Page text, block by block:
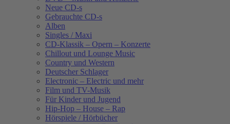
Neue CD-s
Gebrauchte CD-s
Alben
Singles / Maxi
CD-Klassik – Opern – Konzerte
Chillout und Lounge Music
Country und Western
Deutscher Schlager
Electronic – Electric und mehr
Film und TV-Musik
Für Kinder und Jugend
Hip-Hop – House – Rap
Hörspiele / Hörbücher